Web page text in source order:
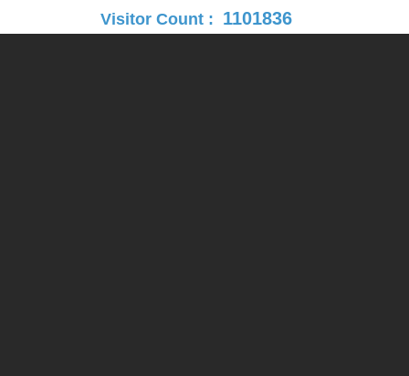
Visitor Count : 1101836